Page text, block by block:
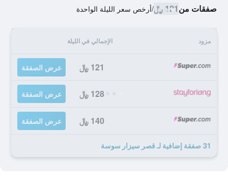
صفقات من121 ﷼ /أرخص سعر الليلة الواحدة
مزود الإجمالي في الليلة
121 ﷼ عرض الصفقة
128 ﷼ عرض الصفقة
140 ﷼ عرض الصفقة
31 صفقة إضافية لـ قصر سيزار سوسة